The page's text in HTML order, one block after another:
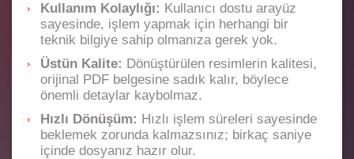
Kullanım Kolaylığı: Kullanıcı dostu arayüz
sayesinde, işlem yapmak için herhangi bir
teknik bilgiye sahip olmanıza gerek yok.
Üstün Kalite: Dönüştürülen resimlerin kalitesi,
orijinal PDF belgesine sadık kalır, böylece
önemli detaylar kaybolmaz.
Hızlı Dönüşüm: Hızlı işlem süreleri sayesinde
beklemek zorunda kalmazsınız; birkaç saniye
içinde dosyanız hazır olur.